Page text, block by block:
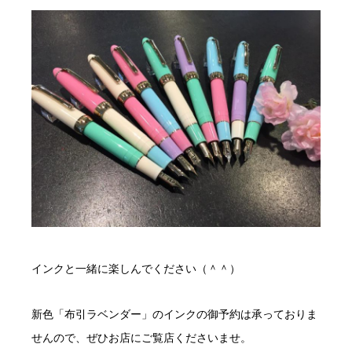
インクと一緒に楽しんでください（＾＾）
新色「布引ラベンダー」のインクの御予約は承っておりま
せんので、ぜひお店にご覧店くださいませ。